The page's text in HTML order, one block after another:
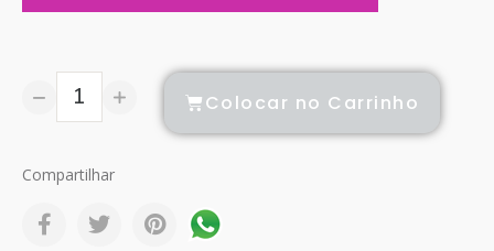
Colocar no Carrinho
Compartilhar